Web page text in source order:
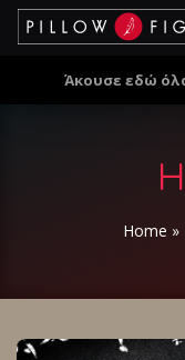
Άκουσε εδώ
Home »